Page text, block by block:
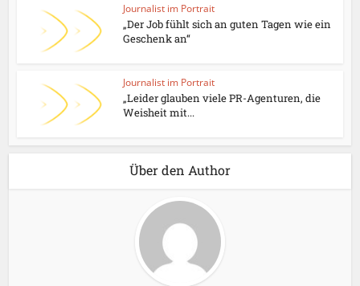
Journalist im Portrait
„Der Job fühlt sich an guten Tagen wie ein
Geschenk an“
Journalist im Portrait
„Leider glauben viele PR-Agenturen, die
Weisheit mit...
Über den Author